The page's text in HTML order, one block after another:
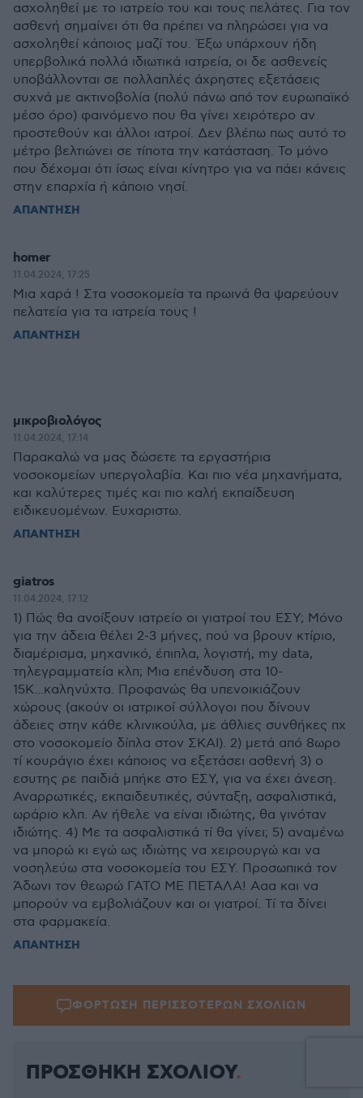
ασχοληθεί με το ιατρείο του και τους πελάτες. Για τον
ασθενή σημαίνει ότι θα πρέπει να πληρώσει για να
ασχοληθεί κάποιος μαζί του. Έξω υπάρχουν ήδη
υπερβολικά πολλά ιδιωτικά ιατρεία, οι δε ασθενείς
υποβάλλονται σε πολλαπλές άχρηστες εξετάσεις
συχνά με ακτινοβολία (πολύ πάνω από τον ευρωπαϊκό
μέσο όρο) φαινόμενο που θα γίνει χειρότερο αν
προστεθούν και άλλοι ιατροί. Δεν βλέπω πως αυτό το
μέτρο βελτιώνει σε τίποτα την κατάσταση. Το μόνο
που δέχομαι ότι ίσως είναι κίνητρο για να πάει κάνεις
στην επαρχία ή κάποιο νησί.
ΑΠΑΝΤΗΣΗ
homer
11.04.2024, 17:25
Μια χαρά ! Στα νοσοκομεία τα πρωινά θα ψαρεύουν
πελατεία για τα ιατρεία τους !
ΑΠΑΝΤΗΣΗ
μικροβιολόγος
11.04.2024, 17:14
Παρακαλώ να μας δώσετε τα εργαστήρια
νοσοκομείων υπεργολαβία. Και πιο νέα μηχανήματα,
και καλύτερες τιμές και πιο καλή εκπαίδευση
ειδικευομένων. Ευχαριστω.
ΑΠΑΝΤΗΣΗ
giatros
11.04.2024, 17:12
1) Πώς θα ανοίξουν ιατρείο οι γιατροί του ΕΣΥ; Μόνο
για την άδεια θέλει 2-3 μήνες, πού να βρουν κτίριο,
διαμέρισμα, μηχανικό, έπιπλα, λογιστή, my data,
τηλεγραμματεία κλπ; Μια επένδυση στα 10-
15Κ...καληνύχτα. Προφανώς θα υπενοικιάζουν
χώρους (ακούν οι ιατρικοί σύλλογοι που δίνουν
άδειες στην κάθε κλινικούλα, με άθλιες συνθήκες πχ
στο νοσοκομείο δίπλα στον ΣΚΑΙ). 2) μετά από 8ωρο
τί κουράγιο έχει κάποιος να εξετάσει ασθενή 3) ο
εσυτης ρε παιδιά μπήκε στο ΕΣΥ, για να έχει άνεση.
Αναρρωτικές, εκπαιδευτικές, σύνταξη, ασφαλιστικά,
ωράριο κλπ. Αν ήθελε να είναι ιδιώτης, θα γινόταν
ιδιώτης. 4) Με τα ασφαλιστικά τί θα γίνει; 5) αναμένω
να μπορώ κι εγώ ως ιδιώτης να χειρουργώ και να
νοσηλεύω στα νοσοκομεία του ΕΣΥ. Προσωπικά τον
Άδωνι τον θεωρώ ΓΑΤΟ ΜΕ ΠΕΤΑΛΑ! Ααα και να
μπορούν να εμβολιάζουν και οι γιατροί. Τί τα δίνει
στα φαρμακεία.
ΑΠΑΝΤΗΣΗ
ΦΟΡΤΩΣΗ ΠΕΡΙΣΣΟΤΕΡΩΝ ΣΧΟΛΙΩΝ
ΠΡΟΣΘΗΚΗ ΣΧΟΛΙΟΥ